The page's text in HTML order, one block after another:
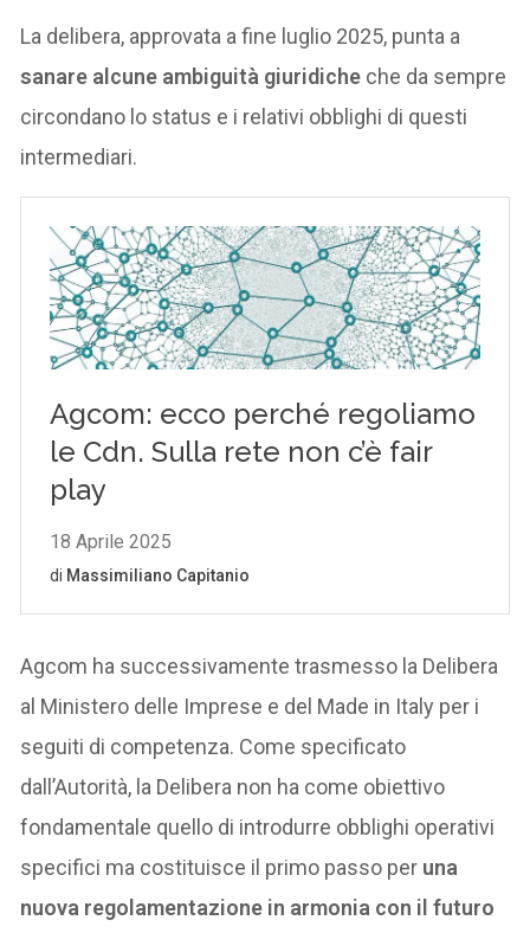
La delibera, approvata a fine luglio 2025, punta a
sanare alcune ambiguità giuridiche che da sempre
circondano lo status e i relativi obblighi di questi
intermediari.
Agcom ha successivamente trasmesso la Delibera
al Ministero delle Imprese e del Made in Italy per i
seguiti di competenza. Come specificato
dall’Autorità, la Delibera non ha come obiettivo
fondamentale quello di introdurre obblighi operativi
specifici ma costituisce il primo passo per una
nuova regolamentazione in armonia con il futuro